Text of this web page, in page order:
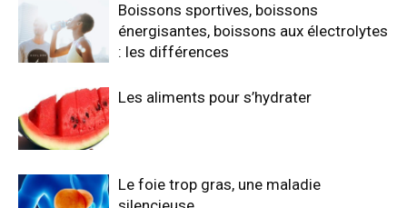
Boissons sportives, boissons
énergisantes, boissons aux électrolytes
: les différences
Les aliments pour s’hydrater
Le foie trop gras, une maladie